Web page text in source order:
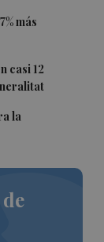
más
casi 12
la